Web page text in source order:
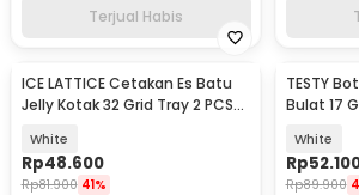
Terjual Habis
ICE LATTICE Cetakan Es Batu
Jelly Kotak 32 Grid Tray 2 PCS
White
Rp48.600
Rp81.900 41%
TESTY
Bulat 17
White
Rp
Rp89.900